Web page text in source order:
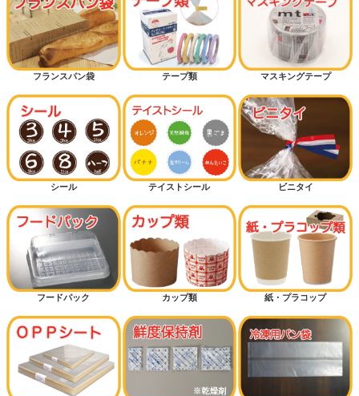
フランスパン袋 テープ類 マスキングテープ
シール テイストシール ビニタイ
フードパック カップ類 紙・プラコップ